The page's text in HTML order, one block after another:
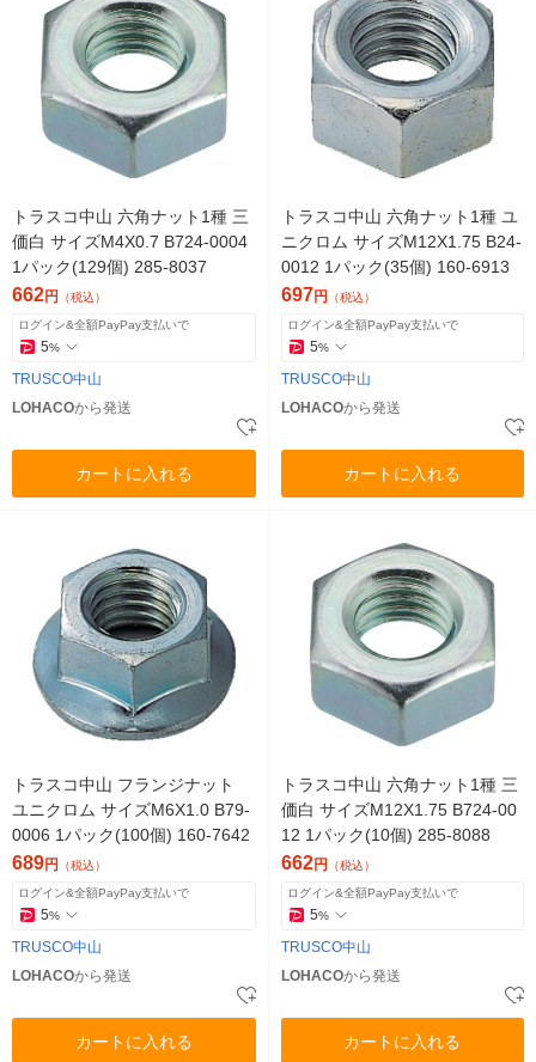
トラスコ中山 六角ナット1種 三
価白 サイズM4X0.7 B724-0004
1パック(129個) 285-8037
662円 （税込）
ログイン&全額PayPay支払いで
5%
TRUSCO中山
LOHACOから発送
カートに入れる
トラスコ中山 六角ナット1種 ユ
ニクロム サイズM12X1.75 B24-
0012 1パック(35個) 160-6913
697円 （税込）
ログイン&全額PayPay支払いで
5%
TRUSCO中山
LOHACOから発送
カートに入れる
トラスコ中山 フランジナット
ユニクロム サイズM6X1.0 B79-
0006 1パック(100個) 160-7642
689円 （税込）
ログイン&全額PayPay支払いで
5%
TRUSCO中山
LOHACOから発送
カートに入れる
トラスコ中山 六角ナット1種 三
価白 サイズM12X1.75 B724-00
12 1パック(10個) 285-8088
662円 （税込）
ログイン&全額PayPay支払いで
5%
TRUSCO中山
LOHACOから発送
カートに入れる